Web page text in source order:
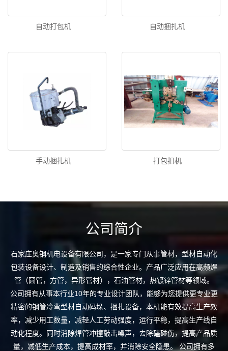
自动打包机 自动捆扎机
手动捆扎机 打包扣机
公司简介
石家庄奥钢机电设备有限公司，是一家专门从事管材，型材自动化
包装设备设计、制造及销售的综合性企业。产品广泛应用在高频焊
管（圆管，方管，异形管材），石油管材，热镀锌管材等领域。
公司拥有从事本行业10年的专业设计团队，能够为您提供更专业更
精密的钢管冷弯型材自动码垛、捆扎设备，本机能有效提高生产效
率，减少用工数量，减轻人工劳动强度，运行平稳，提高生产线自
动化程度。同时消除焊管冲撞敲击噪声，去除磕碰伤，提高产品质
量，减低生产成本，提高成材率，并消除安全隐患。 公司拥有多